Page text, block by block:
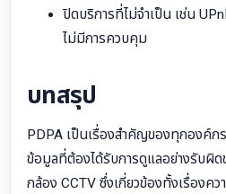
ปิดบริการที่ไม่จำเป็น เช่น
ไม่มีการควบคุม
บทสรุป
PDPA เป็นเรื่องสำคัญของทุกองค์ก
ข้อมูลที่ต้องได้รับการดูแลอย่างรับผิด
กล้อง CCTV ซึ่งเกี่ยวข้องทั้งเรื่องค